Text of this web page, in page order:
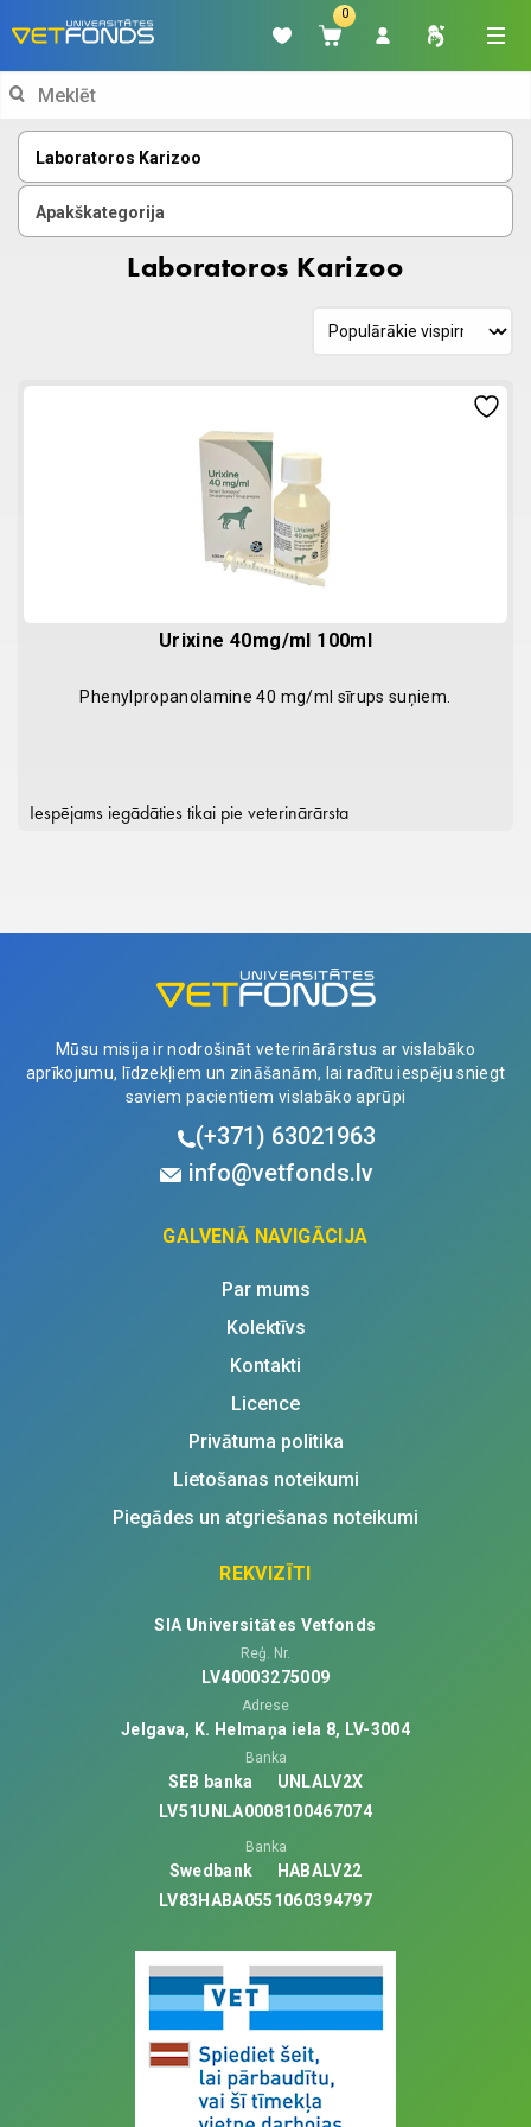
0
Search
Laboratoros Karizoo
Apakškategorija
Laboratoros Karizoo
Urixine 40mg/ml 100ml
Phenylpropanolamine 40 mg/ml sīrups suņiem.
Iespējams iegādāties tikai pie veterinārārsta
Mūsu misija ir nodrošināt veterinārārstus ar vislabāko
aprīkojumu, līdzekļiem un zināšanām, lai radītu iespēju sniegt
saviem pacientiem vislabāko aprūpi
(+371) 63021963
info@vetfonds.lv
GALVENĀ NAVIGĀCIJA
Par mums
Kolektīvs
Kontakti
Licence
Privātuma politika
Lietošanas noteikumi
Piegādes un atgriešanas noteikumi
REKVIZĪTI
SIA Universitātes Vetfonds
Reģ. Nr.
LV40003275009
Adrese
Jelgava, K. Helmaņa iela 8, LV-3004
Banka
SEB banka
UNLALV2X
LV51UNLA0008100467074
Banka
Swedbank
HABALV22
LV83HABA0551060394797